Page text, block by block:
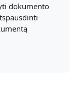
dokumento